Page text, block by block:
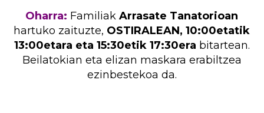
Oharra: FamiliakArrasate Tanatorioan
hartuko zaituzte, OSTIRALEAN, 10:00etatik
13:00etara eta 15:30etik 17:30era bitartean.
Beilatokian eta elizan maskara erabiltzea
ezinbestekoa da.